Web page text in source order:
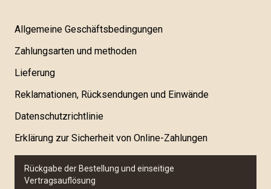
Allgemeine Geschäftsbedingungen
Zahlungsarten und methoden
Lieferung
Reklamationen, Rücksendungen und Einwände
Datenschutzrichtlinie
Erklärung zur Sicherheit von Online-Zahlungen
Rückgabe der Bestellung und einseitige
Vertragsauflösung